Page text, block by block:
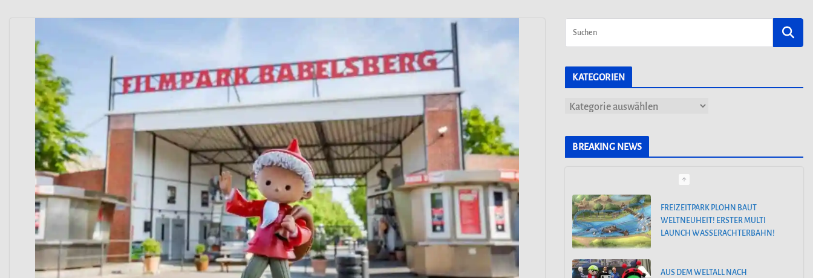
KATEGORIEN
K
BREAKING NEWS
FREIZEITPARK PLOHN BAUT
WELTNEUHEIT! ERSTER MULTI
LAUNCH WASSERACHTERBAHN!
AUS DEM WELTALL NACH